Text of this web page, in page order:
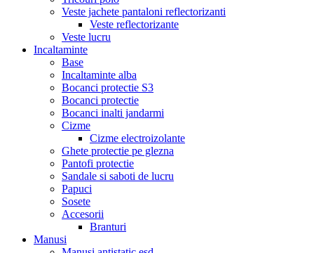
Veste jachete pantaloni reflectorizanti
Veste reflectorizante
Veste lucru
Incaltaminte
Base
Incaltaminte alba
Bocanci protectie S3
Bocanci protectie
Bocanci inalti jandarmi
Cizme
Cizme electroizolante
Ghete protectie pe glezna
Pantofi protectie
Sandale si saboti de lucru
Papuci
Sosete
Accesorii
Branturi
Manusi